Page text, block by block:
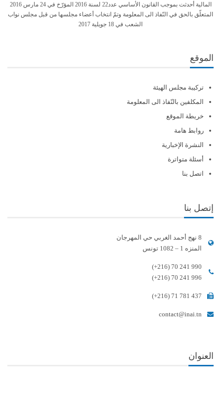
المالية أحدثت بموجب القانون الأساسي عدد22 لسنة 2016 المؤرّخ في 24 مارس 2016
المتعلّق بالحق في النّفاذ الى المعلومة وتمّ انتخاب أعضاء مجلسها من قبل مجلس نواب
الشعب في 18 جويلية 2017
الموقع
تركيبة مجلس الهيئة
المكلفين بالنّفاذ الى المعلومة
خريطة الموقع
روابط هامة
النشرة الإخبارية
أسئلة متواترة
اتصل بنا
إتصل بنا
8 نهج أحمد الغربي حي المهرجان
المنزه 1 – 1082 تونس
(+216) 70 241 990
(+216) 70 241 996
(+216) 71 781 437
contact@inai.tn
العنوان